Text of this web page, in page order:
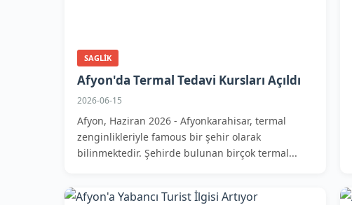
SAGLIK
Afyon'da Termal Tedavi Kursları Açıldı
2026-06-15
Afyon, Haziran 2026 - Afyonkarahisar, termal
zenginlikleriyle famous bir şehir olarak
bilinmektedir. Şehirde bulunan birçok termal...